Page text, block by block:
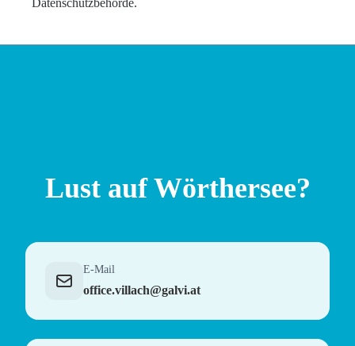
Datenschutzbehörde.
Lust auf Wörthersee?
E-Mail
office.villach@galvi.at